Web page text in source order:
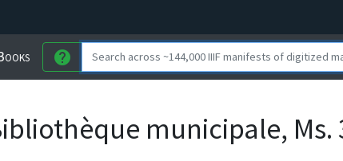
help
municipale, Ms.